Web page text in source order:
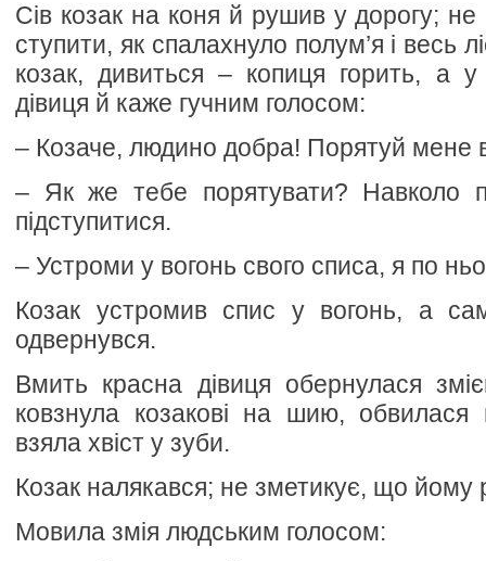
Сів козак на коня й рушив у дорогу; не
ступити, як спалахнуло полум’я і весь
козак, дивиться – копиця горить, а у
дівиця й каже гучним голосом:
– Козаче, людино добра! Порятуй мене
– Як же тебе порятувати? Навколо
підступитися.
– Устроми у вогонь свого списа, я по
Козак устромив спис у вогонь, а
одвернувся.
Вмить красна дівиця обернулася
ковзнула козакові на шию, обвилася
взяла хвіст у зуби.
Козак налякався; не зметикує, що йому
Мовила змія людським голосом: